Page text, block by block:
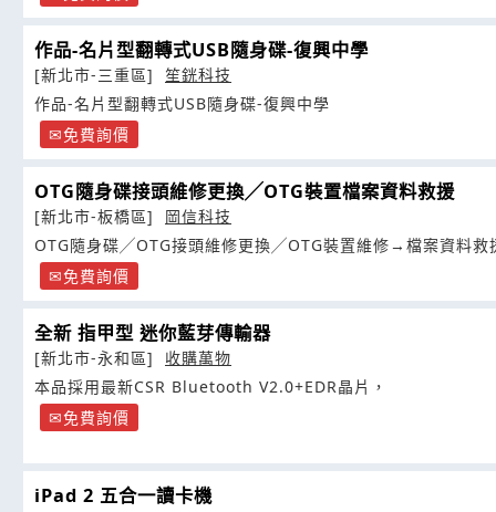
作品-名片型翻轉式USB隨身碟-復興中學
[新北市-三重區]
笙銧科技
作品-名片型翻轉式USB隨身碟-復興中學
免費詢價
OTG隨身碟接頭維修更換╱OTG裝置檔案資料救援
[新北市-板橋區]
岡信科技
OTG隨身碟╱OTG接頭維修更換╱OTG裝置維修→檔案資料救
免費詢價
全新 指甲型 迷你藍芽傳輸器
[新北市-永和區]
收購萬物
本品採用最新CSR Bluetooth V2.0+EDR晶片，
免費詢價
iPad 2 五合一讀卡機